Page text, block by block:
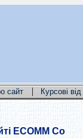
сайт | Курсові
ECOMM Co